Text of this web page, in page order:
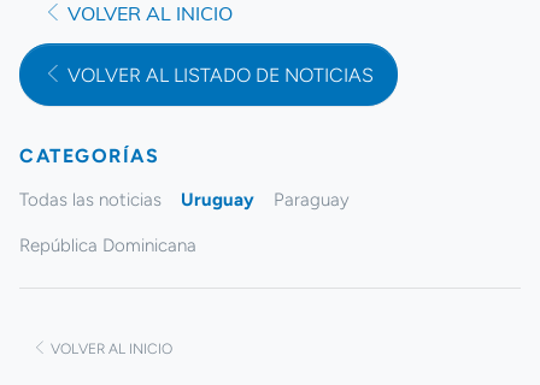
VOLVER AL INICIO
VOLVER AL LISTADO DE NOTICIAS
CATEGORÍAS
Todas las noticias Uruguay Paraguay
República Dominicana
VOLVER AL INICIO